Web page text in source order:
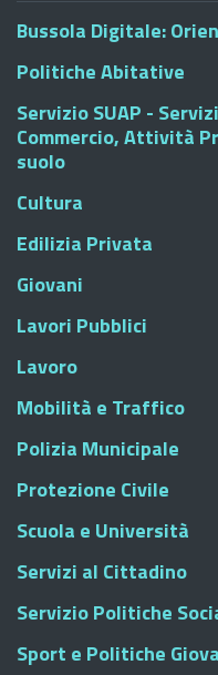
Bussola Digitale:
Politiche Abitative
Servizio SUAP -
Commercio, Attività
suolo
Cultura
Edilizia Privata
Giovani
Lavori Pubblici
Lavoro
Mobilità e Traffico
Polizia Municipale
Protezione Civile
Scuola e Università
Servizi al Cittadino
Servizio Politiche
Sport e Politiche